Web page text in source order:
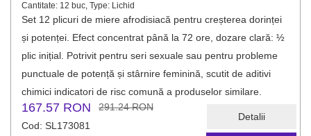
Detalii
Cantitate: 12 buc, Type: Lichid
Set 12 plicuri de miere afrodisiacă pentru creșterea dorinței
și potenței. Efect concentrat până la 72 ore, dozare clară: ½
plic inițial. Potrivit pentru seri sexuale sau pentru probleme
punctuale de potență și stârnire feminină, scutit de aditivi
chimici indicatori de risc comună a produselor similare.
167.57 RON
291.24 RON
Cod: SL173081